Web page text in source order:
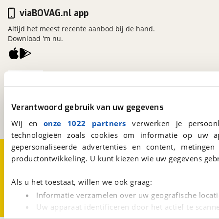
Verantwoord gebruik van uw gegevens
Wij en onze 1022 partners verwerken je
technologieën zoals cookies om informatie op
gepersonaliseerde advertenties en content,
productontwikkeling. U kunt kiezen wie uw gegevens
Als u het toestaat, willen we ook graag:
Informatie verzamelen over uw geografische
Uw apparaat identificeren door het actief te
Een initiatief van
viaBOVAG.nl app
Altijd het meest recente aanbod bij de hand.
Download 'm nu.
Over viaBOVAG.nlDisclaimer- en Privacyverklaring
CookievoorkeurenVacatures